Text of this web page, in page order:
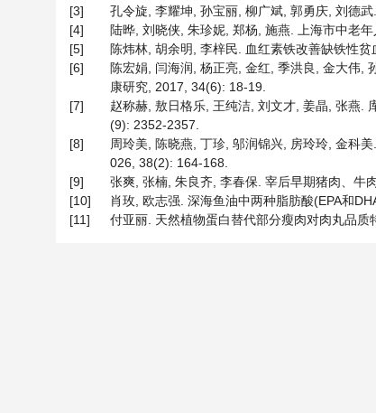
[3]
孔令旋, 李耀坤, 孙宝丽, 柳广斌, 郭勇庆, 刘德
[4]
陆晔, 刘晓侠, 朱珍妮, 郑杨, 施燕. 上海市中老
[5]
陈炜林, 胡余明, 李梓民. 血红素铁改善缺铁性
[6]
陈宏娟, 闫海润, 杨正亮, 金红, 季洪良, 金大伟,
康研究, 2017, 34(6): 18-19.
[7]
赵称赫, 敖日格乐, 王纯洁, 刘文才, 姜晶, 张燕.
(9): 2352-2357.
[8]
周玲美, 陈晓燕, 丁珍, 邬润锦兴, 房玲玲, 金科
026, 38(2): 164-168.
[9]
张爽, 张楠, 朱良齐, 李春保. 宰后早期猪肉、牛
[10]
肖玫, 欧志强. 深海鱼油中两种脂肪酸(EPA和
[11]
付亚丽. 天然植物蛋白替代部分瘦肉对肉丸品